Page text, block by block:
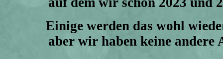
Einige werden das wohl
aber wir haben keine andere